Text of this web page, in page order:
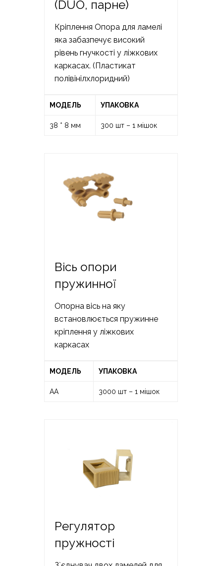
(DUO, парне)
Кріплення Опора для ламелі
яка забазпечує високий
рівень гнучкості у ліжкових
каркасах. (Пластикат
полівінілхлоридний)
МОДЕЛЬ УПАКОВКА
38 * 8 мм 300 шт – 1 мішок
Вісь опори
пружинної
Опорна вісь на яку
встановлюється пружинне
кріплення у ліжкових
каркасах
МОДЕЛЬ УПАКОВКА
АА 3000 шт – 1 мішок
Регулятор
пружності